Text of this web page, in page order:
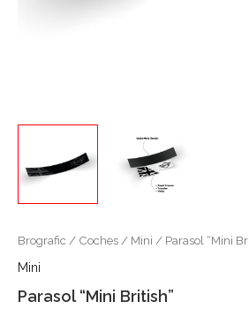
Brografic / Coches / Mini / Parasol “Mini
Mini
Parasol “Mini British”